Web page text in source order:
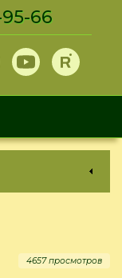
95-66
4657 просмотров